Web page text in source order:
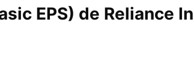
EPS) de Reliance